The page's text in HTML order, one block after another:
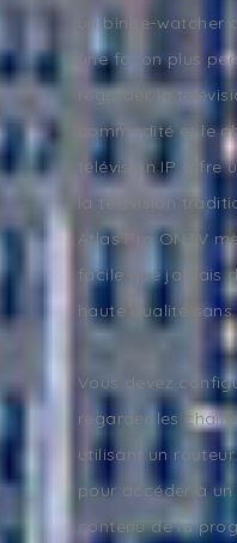
un binge-watcher
une façon plus
regarder la
commodité et le
télévision IP
la télévision
Atlas Pro ONTV
facile que jamais
haute qualité sans
Vous devez
regarder les
utilisant un
pour accéder à un
contenu de la